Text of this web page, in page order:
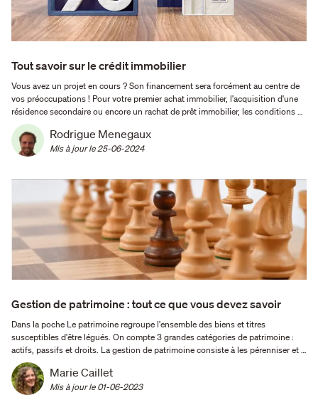
Tout savoir sur le crédit immobilier
Vous avez un projet en cours ? Son financement sera forcément au centre de
vos préoccupations ! Pour votre premier achat immobilier, l'acquisition d'une
résidence secondaire ou encore un rachat de prêt immobilier, les conditions de
financement peuvent changer du tout au tout. Comment se calcule un crédit
immobilier en 2024 ? Comment être sûr …
Rodrigue Menegaux
Mis à jour le 25-06-2024
Gestion de patrimoine : tout ce que vous devez savoir
Dans la poche Le patrimoine regroupe l'ensemble des biens et titres
susceptibles d'être légués. On compte 3 grandes catégories de patrimoine :
actifs, passifs et droits. La gestion de patrimoine consiste à les pérenniser et à
les faire fructifier. Le patrimoine, qu’est-ce que c’est au juste ? Qu’on vous dise
« gestion de patrimoine » …
Marie Caillet
Mis à jour le 01-06-2023